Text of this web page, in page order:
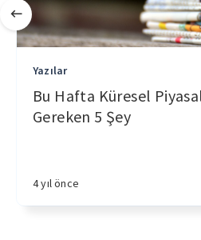
Yazılar
Bu Hafta Küresel
Gereken 5 Şey
4 yıl önce